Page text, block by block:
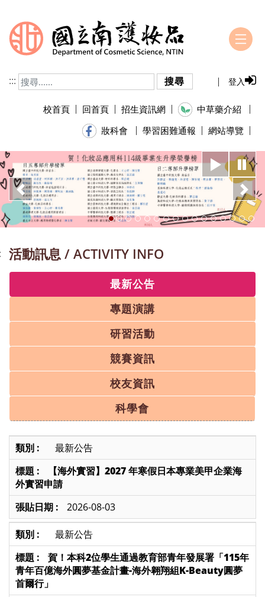
跳到主要內容
::: 搜尋 登入
校首頁 回首頁 招生資訊網
中草藥介紹
妝科會
學習困難通報 網站導覽
播放 暫
上一頁
活動訊息 / ACTIVITY INFO
最新公告
專題演講
研習活動
競賽資訊
校友資訊
科學會
最新公告
【海外實習】2027 年寒假日本專業美甲企業海
外實習申請
2026-08-03
最新公告
賀！本科2位學生通過教育部青年發展署「115年
青年百億海外圓夢基金計畫-海外翱翔組K-Beauty圓夢
首爾行」